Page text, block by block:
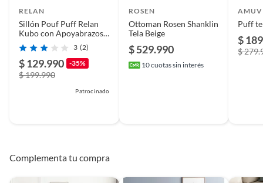
RELAN
Sillón Pouf Puff Relan
Kubo con Apoyabrazos
con Relleno
3 (2)
$ 129.990 -35%
$ 199.990
Patrocinado
ROSEN
Ottoman Rosen Shanklin
Tela Beige
$ 529.990
10cuotas sin interés
AMUV
Puff
$
$
Complementa tu compra